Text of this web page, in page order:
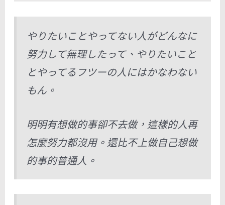
やりたいことやってない人がどんなに
努力して無理したって、やりたいこと
とやってるフツーの人にはかなわない
もん。
明明有想做的事卻不去做，這樣的人再
怎麼努力都沒用。還比不上做自己想做
的事的普通人。